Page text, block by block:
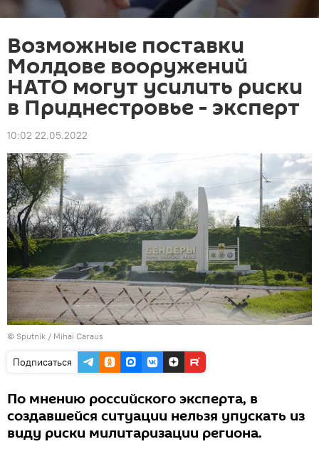
Возможные поставки
Молдове вооружений
НАТО могут усилить риски
в Приднестровье - эксперт
10:02 22.05.2022
© Sputnik / Mihai Caraus
Подписаться
По мнению российского эксперта, в
создавшейся ситуации нельзя упускать из
виду риски милитаризации региона.